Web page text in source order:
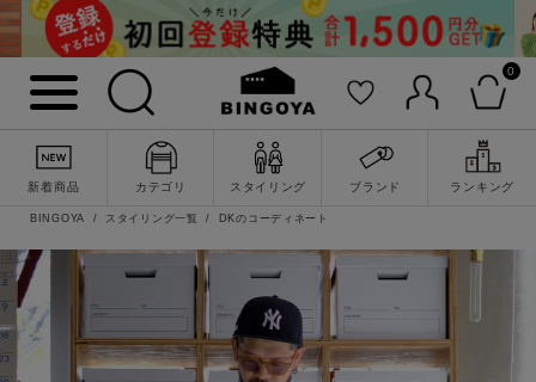
0
新着商品 カテゴリ スタイリング ブランド ランキング
詳細検索
BINGOYA スタイリング一覧 DKのコーディネート